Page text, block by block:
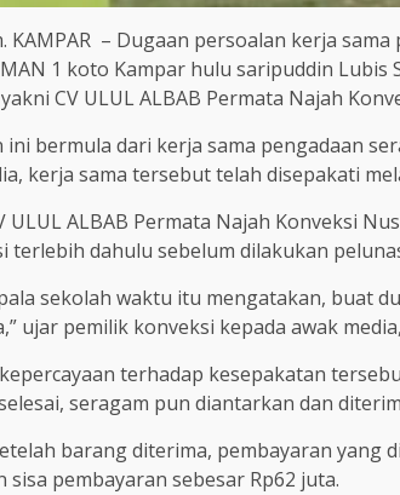
KAMPAR – Dugaan persoalan kerja
1 koto Kampar hulu saripuddin
CV ULUL ALBAB Permata Najah
ini bermula dari kerja sama pengadaan
kerja sama tersebut telah disepakati
ULUL ALBAB Permata Najah Konveksi
terlebih dahulu sebelum dilakukan
sekolah waktu itu mengatakan, buat
ujar pemilik konveksi kepada awak
terhadap kesepakatan
seragam pun diantarkan dan
barang diterima, pembayaran yang
sisa pembayaran sebesar Rp62 juta.